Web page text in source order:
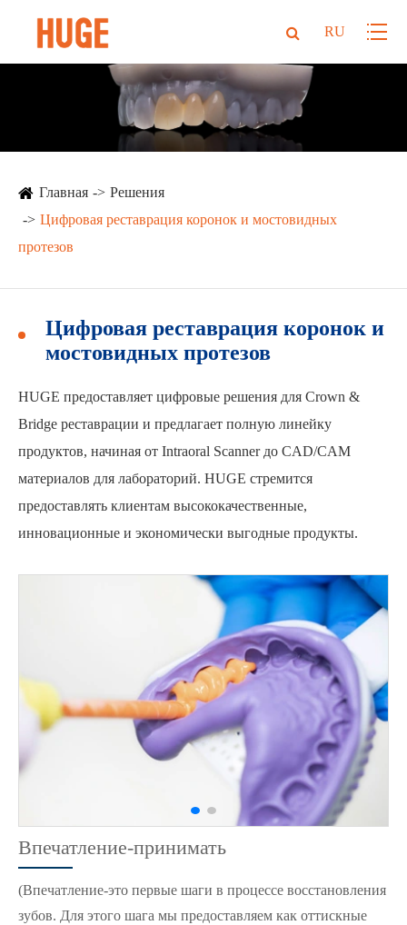
RU
Главная
Решения
Цифровая реставрация коронок и мостовидных
протезов
Цифровая реставрация коронок и
мостовидных протезов
HUGE предоставляет цифровые решения для Crown &
Bridge реставрации и предлагает полную линейку
продуктов, начиная от Intraoral Scanner до CAD/CAM
материалов для лабораторий. HUGE стремится
предоставлять клиентам высококачественные,
инновационные и экономически выгодные продукты.
Впечатление-принимать
(Впечатление-это первые шаги в процессе восстановления
зубов. Для этого шага мы предоставляем как оттискные